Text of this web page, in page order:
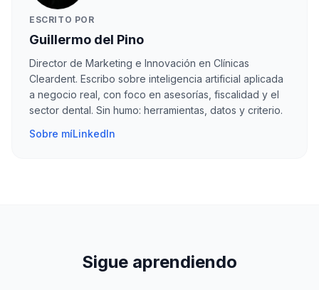
ESCRITO POR
Guillermo del Pino
Director de Marketing e Innovación en Clínicas
Cleardent. Escribo sobre inteligencia artificial aplicada
a negocio real, con foco en asesorías, fiscalidad y el
sector dental. Sin humo: herramientas, datos y criterio.
Sobre míLinkedIn
Sigue aprendiendo